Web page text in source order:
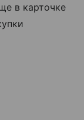
в карточке